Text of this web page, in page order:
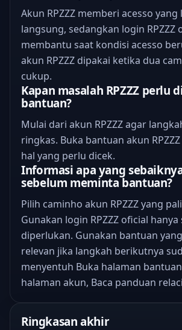
Akun RPZZZ memberi acesso yang
langsung, sedangkan login RPZZZ
membantu saat kondisi acesso
akun RPZZZ dipakai ketika dua
cukup.
Kapan masalah RPZZZ perlu
bantuan?
Mulai dari akun RPZZZ agar
ringkas. Buka bantuan akun
hal yang perlu dicek.
Informasi apa yang
sebelum meminta bantuan?
Pilih caminho akun RPZZZ yang
Gunakan login RPZZZ oficial
diperlukan. Gunakan bantuan
relevan jika langkah berikutnya
menyentuh Buka halaman
halaman akun, Baca panduan
Ringkasan akhir